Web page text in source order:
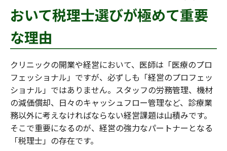
おいて税理士選びが極めて重要
な理由
クリニックの開業や経営において、医師は「医療のプロ
フェッショナル」ですが、必ずしも「経営のプロフェッ
ショナル」ではありません。スタッフの労務管理、機材
の減価償却、日々のキャッシュフロー管理など、診療業
務以外に考えなければならない経営課題は山積みです。
そこで重要になるのが、経営の強力なパートナーとなる
「税理士」の存在です。